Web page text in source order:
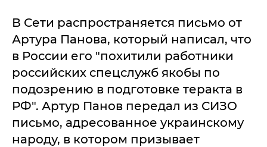
В Сети распространяется письмо от
Артура Панова, который написал, что
в России его "похитили работники
российских спецслужб якобы по
подозрению в подготовке теракта в
РФ". Артур Панов передал из СИЗО
письмо, адресованное украинскому
народу, в котором призывает